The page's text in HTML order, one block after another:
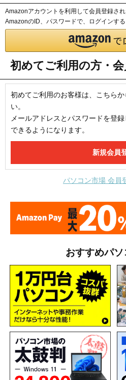
Amazonアカウントを利用して会員登録され
AmazonのID、パスワードで、ログインする
初めてご利用の方・
初めてご利用のお客様は、こちら
い。
メールアドレスとパスワードを登
できるようになります。
パソコン市場 会員
おすすめパ